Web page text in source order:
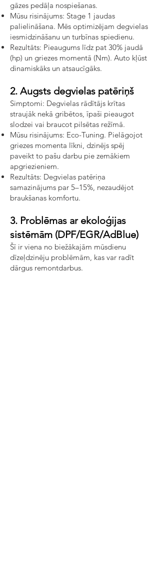
gāzes pedāļa nospiešanas.
Mūsu risinājums: Stage 1 jaudas
palielināšana. Mēs optimizējam degvielas
iesmidzināšanu un turbīnas spiedienu.
Rezultāts: Pieaugums līdz pat 30% jaudā
(hp) un griezes momentā (Nm). Auto kļūst
dinamiskāks un atsaucīgāks.
2. Augsts degvielas patēriņš
Simptomi: Degvielas rādītājs krītas
straujāk nekā gribētos, īpaši pieaugot
slodzei vai braucot pilsētas režīmā.
Mūsu risinājums: Eco-Tuning. Pielāgojot
griezes momenta līkni, dzinējs spēj
paveikt to pašu darbu pie zemākiem
apgriezieniem.
Rezultāts: Degvielas patēriņa
samazinājums par 5–15%, nezaudējot
braukšanas komfortu.
3. Problēmas ar ekoloģijas
sistēmām (DPF/EGR/AdBlue)
Šī ir viena no biežākajām mūsdienu
dīzeļdzinēju problēmām, kas var radīt
dārgus remontdarbus.